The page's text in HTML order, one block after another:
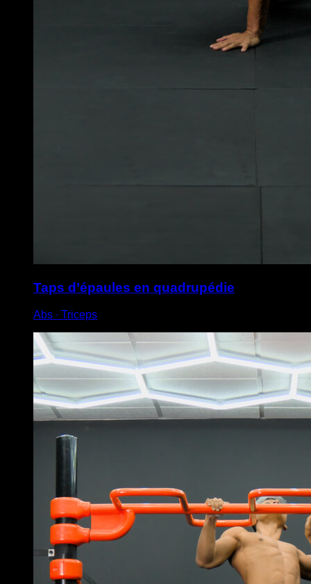
Taps d’épaules en quadrupédie
Abs ∙ Triceps